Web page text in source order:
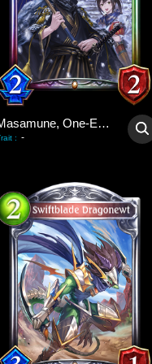
Masamune, One-Eyed Dragon
: -